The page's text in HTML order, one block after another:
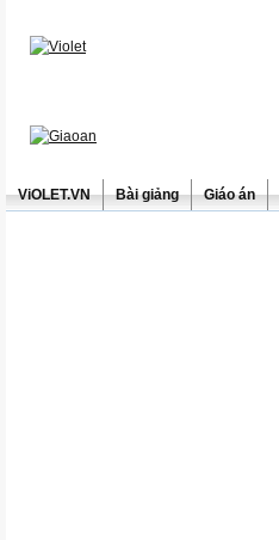
ViOLET.VN Bài giảng Giáo án